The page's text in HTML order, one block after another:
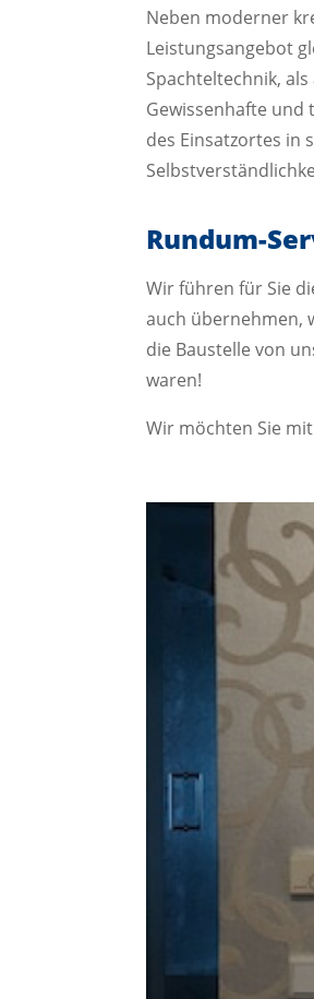
Neben moderner
Leistungsangebot
Spachteltechnik,
Gewissenhafte und
des Einsatzortes in
Rundum-
Wir führen für Sie
auch übernehmen,
die Baustelle von
waren!
Wir möchten Sie